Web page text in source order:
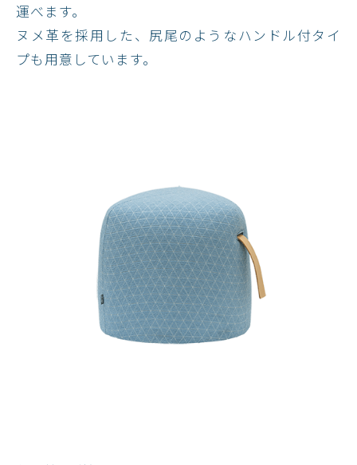
運べます。
ヌメ革を採用した、尻尾のようなハンドル付タイ
プも用意しています。